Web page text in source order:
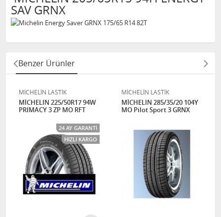
SAV GRNX
Benzer Ürünler
MİCHELİN LASTİK
MİCHELIN 225/50R17 94W
PRIMACY 3 ZP MO RFT
24 AY GARANTI
HIZLI KARGO
MİCHELİN LASTİK
MİCHELIN 285/35/20 104Y
MO Pilot Sport 3 GRNX